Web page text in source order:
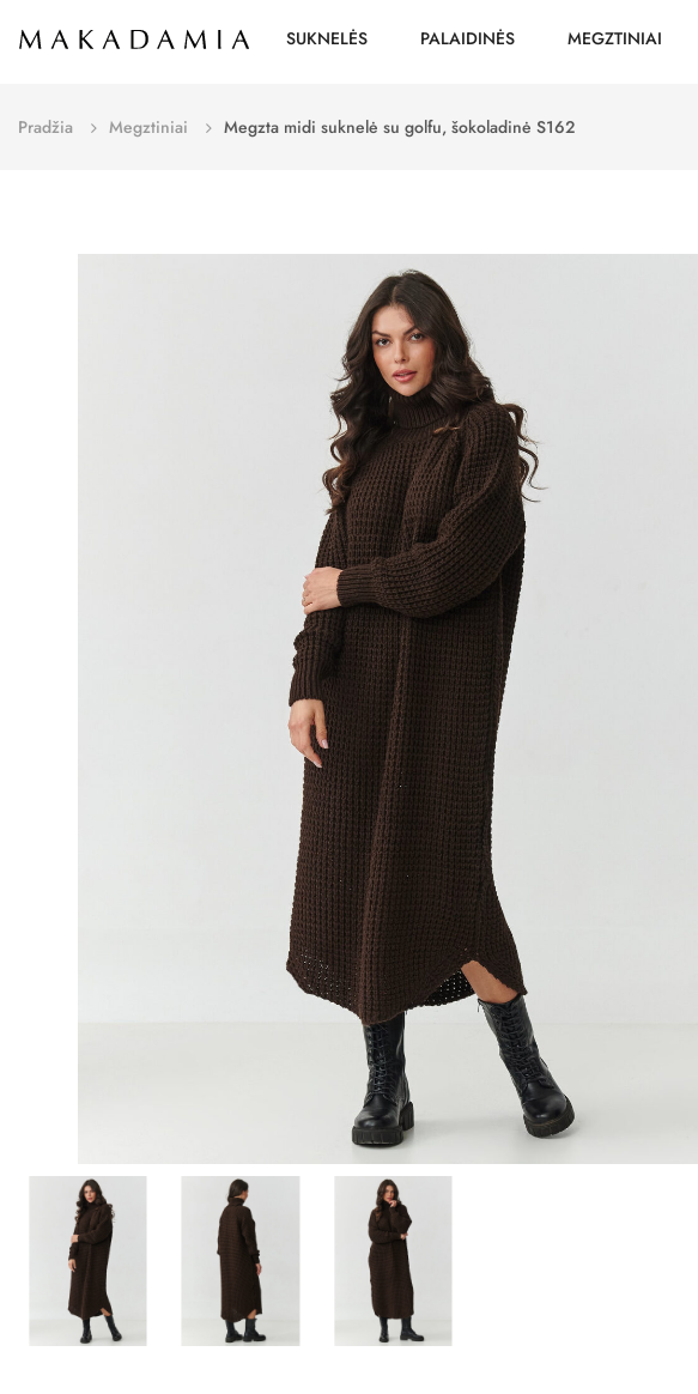
SUKNELĖS PALAIDINĖS MEGZTINIAI
Pradžia Megztiniai Megzta midi suknelė su golfu, šokoladinė S162